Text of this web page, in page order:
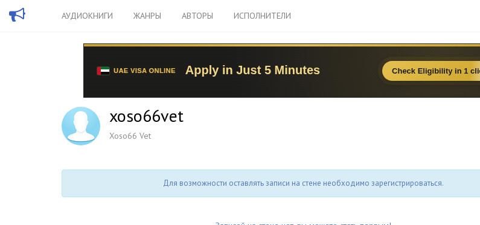
АУДИОКНИГИ ЖАНРЫ АВТОРЫ ИСПОЛНИТЕЛИ
xoso66vet
Xoso66 Vet
Для возможности оставлять записи на стене необходимо зарегистрироваться.